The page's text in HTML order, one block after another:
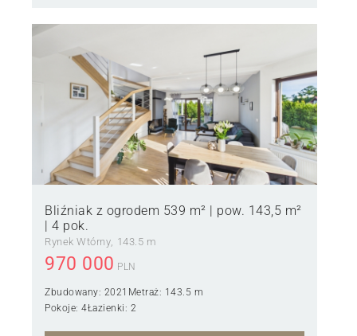
Bliźniak z ogrodem 539 m² | pow. 143,5 m²
| 4 pok.
Rynek Wtórny 143.5 m
970 000 PLN
Zbudowany: 2021 Metraż: 143.5 m
Pokoje: 4Łazienki: 2